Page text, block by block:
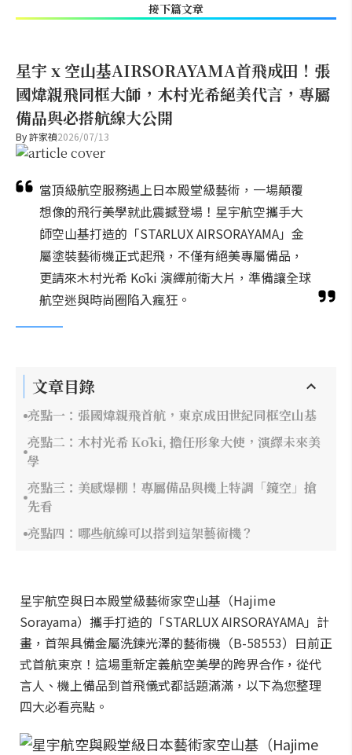
接下篇文章
星宇 x 空山基AIRSORAYAMA首飛成田！張
國煒親飛同框大師，木村光希絕美代言，專屬
備品與必搭航線大公開
By許家禎2026/07/13
當頂級航空服務遇上日本殿堂級藝術，一場顛覆
想像的飛行美學就此震撼登場！星宇航空攜手大
師空山基打造的「STARLUX AIRSORAYAMA」金
屬塗裝藝術機正式起飛，不僅有絕美專屬備品，
更請來木村光希 Kōki 演繹前衛大片，準備讓全球
航空迷與時尚圈陷入瘋狂。
文章目錄
亮點一：張國煒親飛首航，東京成田世紀同框空山基
亮點二：木村光希 Kōki, 擔任形象大使，演繹未來美
學
亮點三：美感爆棚！專屬備品與機上特調「鏡空」搶
先看
亮點四：哪些航線可以搭到這架藝術機？
星宇航空與日本殿堂級藝術家空山基（Hajime
Sorayama）攜手打造的「STARLUX AIRSORAYAMA」計
畫，首架具備金屬洗鍊光澤的藝術機（B-58553）日前正
式首航東京！這場重新定義航空美學的跨界合作，從代
言人、機上備品到首飛儀式都話題滿滿，以下為您整理
四大必看亮點。